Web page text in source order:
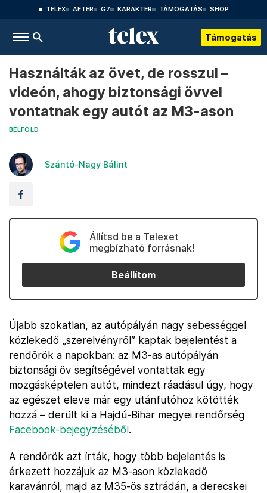
TELEX AFTER G7 KARAKTER TÁMOGATÁS SHOP
Támogatás
Használták az övet, de rosszul –
videón, ahogy biztonsági övvel
vontatnak egy autót az M3-ason
BELFÖLD
Szántó-Nagy Bálint
Állítsd be a Telexet
megbízható forrásnak!
Beállítom
Újabb szokatlan, az autópályán nagy sebességgel
közlekedő „szerelvényről” kaptak bejelentést a
rendőrök a napokban: az M3-as autópályán
biztonsági öv segítségével vontattak egy
mozgásképtelen autót, mindezt ráadásul úgy, hogy
az egészet eleve már egy utánfutóhoz kötötték
hozzá – derült ki a Hajdú-Bihar megyei rendőrség
Facebook-bejegyzéséből.
A rendőrök azt írták, hogy több bejelentés is
érkezett hozzájuk az M3-ason közlekedő
karavánról, majd az M35-ös sztrádán, a derecskei